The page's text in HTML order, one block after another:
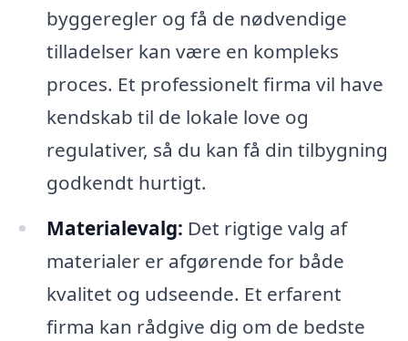
byggeregler og få de nødvendige
tilladelser kan være en kompleks
proces. Et professionelt firma vil have
kendskab til de lokale love og
regulativer, så du kan få din tilbygning
godkendt hurtigt.
Materialevalg: Det rigtige valg af
materialer er afgørende for både
kvalitet og udseende. Et erfarent
firma kan rådgive dig om de bedste